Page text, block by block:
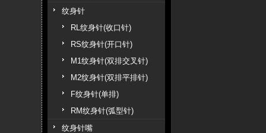
纹身针
RL纹身针(收口针)
RS纹身针(开口针)
M1纹身针(双排交叉针)
M2纹身针(双排平排针)
F纹身针(单排)
RM纹身针(弧型针)
纹身针嘴